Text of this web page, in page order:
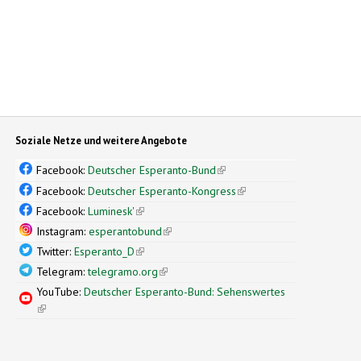
Soziale Netze und weitere Angebote
Facebook:Deutscher Esperanto-Bund(link is external)
Facebook:Deutscher Esperanto-Kongress(link is external)
Facebook:Luminesk'(link is external)
Instagram:esperantobund(link is external)
Twitter:Esperanto_D(link is external)
Telegram:telegramo.org(link is external)
YouTube:Deutscher Esperanto-Bund: Sehenswertes
(link is external)